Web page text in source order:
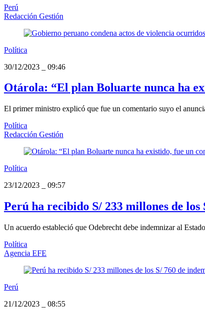
Perú
Redacción Gestión
Política
30/12/2023
09:46
Otárola: “El plan Boluarte nunca ha
El primer ministro explicó que fue un comentario suyo el
Política
Redacción Gestión
Política
23/12/2023
09:57
Perú ha recibido S/ 233 millones de
Un acuerdo estableció que Odebrecht debe indemnizar al
Política
Agencia EFE
Perú
21/12/2023
08:55